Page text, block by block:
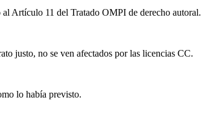
Artículo 11 del Tratado OMPI de derecho autoral.
justo, no se ven afectados por las licencias CC.
lo había previsto.